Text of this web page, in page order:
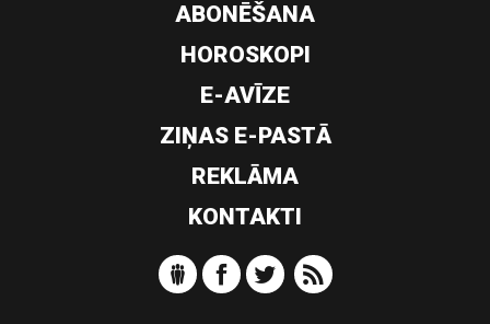
ABONĒŠANA
HOROSKOPI
E-AVĪZE
ZIŅAS E-PASTĀ
REKLĀMA
KONTAKTI